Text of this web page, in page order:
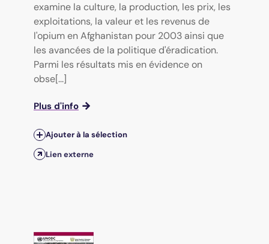
examine la culture, la production, les prix, les
exploitations, la valeur et les revenus de
l'opium en Afghanistan pour 2003 ainsi que
les avancées de la politique d'éradication.
Parmi les résultats mis en évidence on
obse[...]
Plus d'info
Ajouter à la sélection
Lien externe